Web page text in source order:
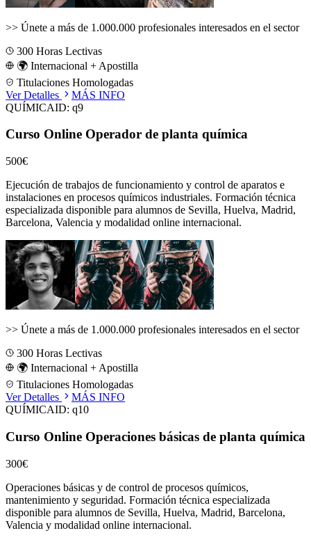
>> Únete a más de 1.000.000 profesionales interesados en el sector
300 Horas Lectivas
🌍 Internacional + Apostilla
Titulaciones Homologadas
Ver Detalles
MÁS INFO
QUÍMICAID: q9
Curso Online Operador de planta química
500€
Ejecución de trabajos de funcionamiento y control de aparatos e
instalaciones en procesos químicos industriales. Formación técnica
especializada disponible para alumnos de Sevilla, Huelva, Madrid,
Barcelona, Valencia y modalidad online internacional.
>> Únete a más de 1.000.000 profesionales interesados en el sector
300 Horas Lectivas
🌍 Internacional + Apostilla
Titulaciones Homologadas
Ver Detalles
MÁS INFO
QUÍMICAID: q10
Curso Online Operaciones básicas de planta química
300€
Operaciones básicas y de control de procesos químicos,
mantenimiento y seguridad. Formación técnica especializada
disponible para alumnos de Sevilla, Huelva, Madrid, Barcelona,
Valencia y modalidad online internacional.